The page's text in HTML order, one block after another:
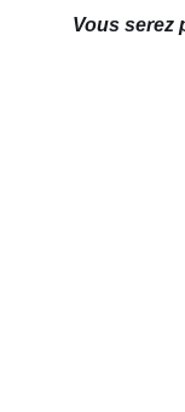
Vous serez